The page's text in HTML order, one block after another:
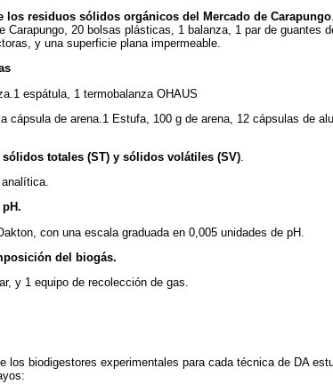
los residuos sólidos orgánicos del Mercado de Carapungo
Carapungo, 20 bolsas plásticas, 1 balanza, 1 par de guantes
y una superficie plana impermeable.
espátula, 1 termobalanza OHAUS
cápsula de arena.1 Estufa, 100 g de arena, 12 cápsulas de
totales (ST) y sólidos volátiles (SV).
con una escala graduada en 0,005 unidades de pH.
del biogás.
y 1 equipo de recolección de gas.
los biodigestores experimentales para cada técnica de DA